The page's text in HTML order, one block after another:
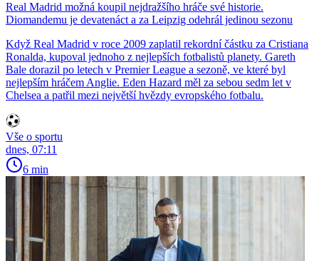
Real Madrid možná koupil nejdražšího hráče své historie.
Diomandemu je devatenáct a za Leipzig odehrál jedinou sezonu
Když Real Madrid v roce 2009 zaplatil rekordní částku za Cristiana
Ronalda, kupoval jednoho z nejlepších fotbalistů planety. Gareth
Bale dorazil po letech v Premier League a sezoně, ve které byl
nejlepším hráčem Anglie. Eden Hazard měl za sebou sedm let v
Chelsea a patřil mezi největší hvězdy evropského fotbalu.
Vše o sportu
dnes, 07:11
6 min